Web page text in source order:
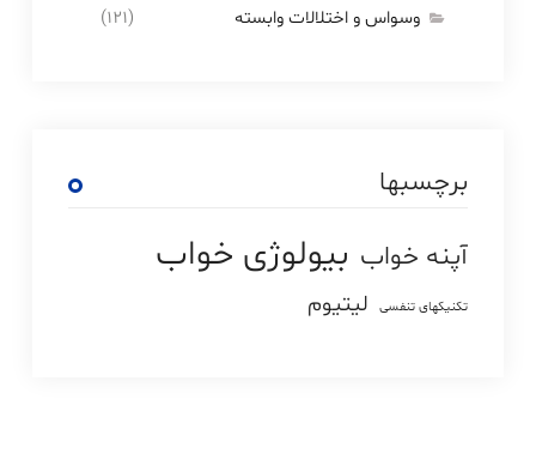
وسواس و اختلالات وابسته
(۱۲۱)
برچسبها
آپنه خواب بیولوژی خواب
تکنیکهای تنفسی لیتیوم